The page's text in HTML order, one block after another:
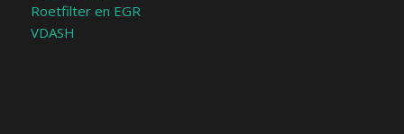
Roetfilter en EGR
VDASH